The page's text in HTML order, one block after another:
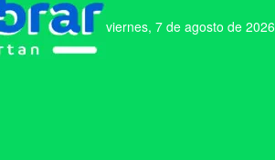
viernes, 7 de agosto de 2026